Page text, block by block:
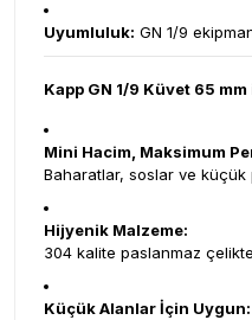
Uyumluluk: GN 1/9
Kapp GN 1/9 Küvet 65
Mini Hacim, Maksimum
Baharatlar, soslar ve
Hijyenik Malzeme:
304 kalite paslanmaz
Küçük Alanlar İçin Uygun: